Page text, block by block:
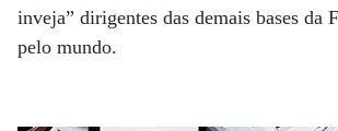
inveja” dirigentes das demais bases da
pelo mundo.